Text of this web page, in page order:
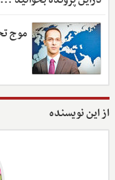
موج
از این نویسنده